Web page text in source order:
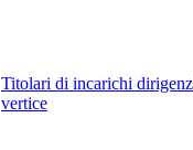
Titolari di incarichi
vertice